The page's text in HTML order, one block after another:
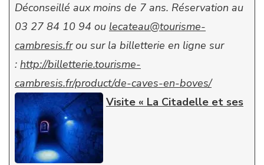
Déconseillé aux moins de 7 ans. Réservation au
03 27 84 10 94 ou lecateau@tourisme-
cambresis.frou sur la billetterie en ligne sur
: http://billetterie.tourisme-
cambresis.fr/product/de-caves-en-boves/
Visite « La Citadelle et ses